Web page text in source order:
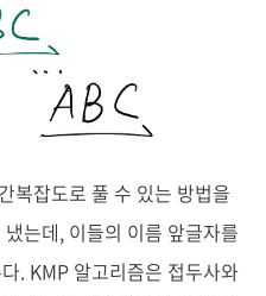
복잡도로 풀 수 있는 방법을
는데, 이들의 이름 앞글자를
. KMP 알고리즘은 접두사와